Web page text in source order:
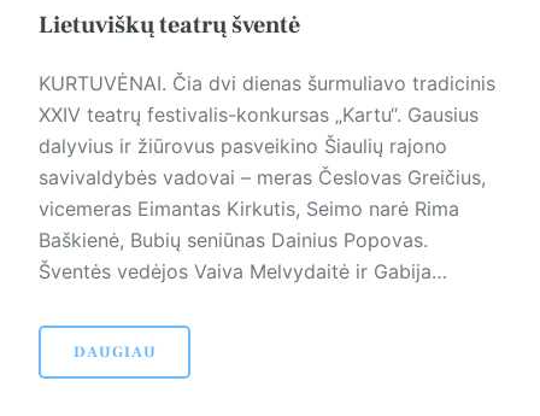
Lietuviškų teatrų šventė
KURTUVĖNAI. Čia dvi dienas šurmuliavo tradicinis
XXIV teatrų festivalis-konkursas „Kartu“. Gausius
dalyvius ir žiūrovus pasveikino Šiaulių rajono
savivaldybės vadovai – meras Česlovas Greičius,
vicemeras Eimantas Kirkutis, Seimo narė Rima
Baškienė, Bubių seniūnas Dainius Popovas.
Šventės vedėjos Vaiva Melvydaitė ir Gabija…
DAUGIAU